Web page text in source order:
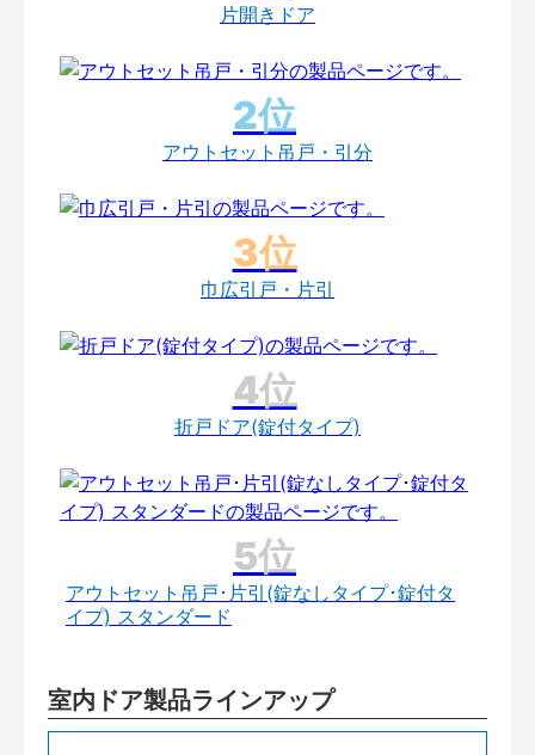
片開きドア
アウトセット吊戸・引分
巾広引戸・片引
折戸ドア(錠付タイプ)
アウトセット吊戸･片引(錠なしタイプ･錠付タ
イプ) スタンダード
室内ドア製品ラインアップ